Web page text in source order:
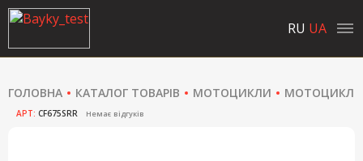
RU UA
ГОЛОВНА КАТАЛОГ ТОВАРІВ МОТОЦИКЛИ МОТОЦИКЛИ
АРТ: CF675SRR Немає відгуків